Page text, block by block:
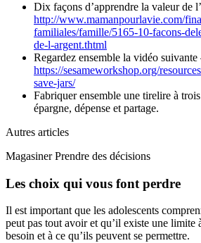
Dix façons d’apprendre la valeur de
http://www.mamanpourlavie.com/
familiales/famille/5165-10-facons-
de-l-argent.thtml
Regardez ensemble la vidéo
https://sesameworkshop.org/
save-jars/
Fabriquer ensemble une tirelire à
épargne, dépense et partage.
Autres articles
Magasiner Prendre des décisions
Les choix qui vous font perdre
Il est important que les adolescents
peut pas tout avoir et qu’il existe une limite
besoin et à ce qu’ils peuvent se permettre.